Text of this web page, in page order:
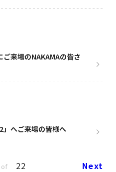
来場のNAKAMAの皆さ
」へご来場の皆様へ
of 22 Next